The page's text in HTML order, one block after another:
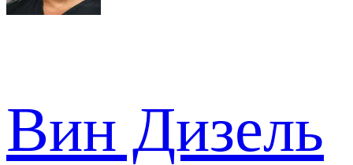
Вин Дизель